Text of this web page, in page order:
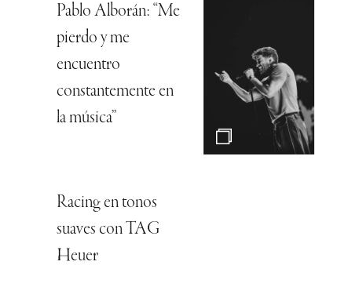
Pablo Alborán: “Me
pierdo y me
encuentro
constantemente en
la música”
Racing en tonos
suaves con TAG
Heuer